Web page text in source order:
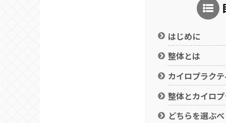
はじめに
整体とは
カイロプラク
整体とカイロ
どちらを選ぶ